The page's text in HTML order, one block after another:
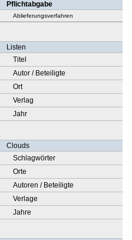
Pflichtabgabe
Ablieferungsverfahren
Listen
Titel
Autor / Beteiligte
Ort
Verlag
Jahr
Clouds
Schlagwörter
Orte
Autoren / Beteiligte
Verlage
Jahre